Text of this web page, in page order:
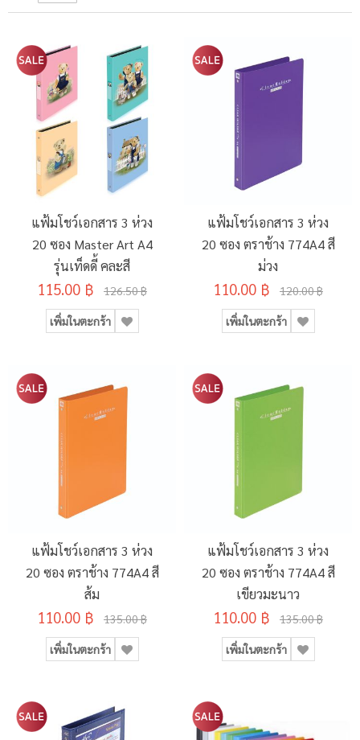
แฟ้มโชว์เอกสาร 3 ห่วง
20 ซอง Master Art A4
รุ่นเท็ดดี้ คละสี
115.00 ฿ 126.50 ฿
เพิ่มในตะกร้า
แฟ้มโชว์เอกสาร 3 ห่วง
20 ซอง ตราช้าง 774A4 สี
ม่วง
110.00 ฿ 120.00 ฿
เพิ่มในตะกร้า
แฟ้มโชว์เอกสาร 3 ห่วง
20 ซอง ตราช้าง 774A4 สี
ส้ม
110.00 ฿ 135.00 ฿
เพิ่มในตะกร้า
แฟ้มโชว์เอกสาร 3 ห่วง
20 ซอง ตราช้าง 774A4 สี
เขียวมะนาว
110.00 ฿ 135.00 ฿
เพิ่มในตะกร้า